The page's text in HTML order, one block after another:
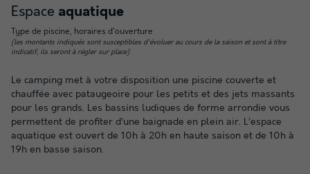
Espace aquatique
Type de piscine, horaires d'ouverture
(les montants indiqués sont susceptibles d'évoluer au cours de la saison et sont à titre
indicatif, ils seront à régler sur place)
Le camping met à votre disposition une piscine couverte et
chauffée avec pataugeoire pour les petits et des jets massants
pour les grands. Les bassins ludiques de forme arrondie vous
permettent de profiter d’une baignade en plein air. L’espace
aquatique est ouvert de 10h à 20h en haute saison et de 10h à
19h en basse saison.